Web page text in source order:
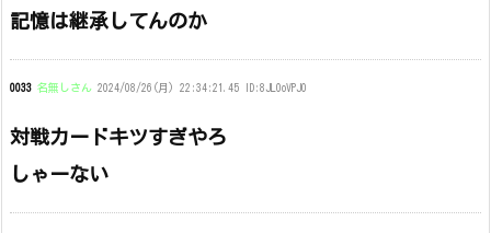
記憶は継承してんのか
0033 名無しさん 2024/08/26(月) 22:34:21.45 ID:8JL0oVPJ0
対戦カードキツすぎやろ
しゃーない